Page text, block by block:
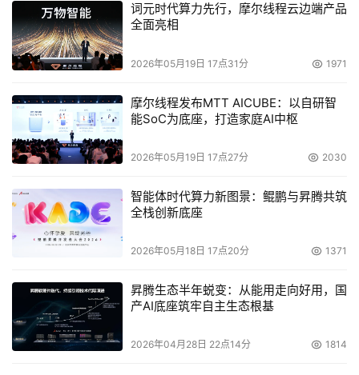
清华同
CNKI
数据库
服务器
万全R510
5112
S2.4GX2
1*512M/36N
1
Registered ECC DDR 内
存,1*36G 10K ,Ultra320
热插拔SCSI硬盘
卡,光驱
中心服
务器
S2.4GX2
1*512M/36N
量
1*Intel®Xeon 2.4G-512K
CPU,512M Registered
10K ,Ultra320热插拔
SCSI硬盘 ,2*1000M自适
三年保修,三年上门
词元时代算力先行，摩尔线程云边端产品
全面亮相
2026年05月19日 17点31分 1971
摩尔线程发布MTT AICUBE：以自研智
能SoC为底座，打造家庭AI中枢
2026年05月19日 17点27分 2030
智能体时代算力新图景：鲲鹏与昇腾共筑
全栈创新底座
2026年05月18日 17点20分 1371
昇腾生态半年蜕变：从能用走向好用，国
产AI底座筑牢自主生态根基
2026年04月28日 22点14分 1814